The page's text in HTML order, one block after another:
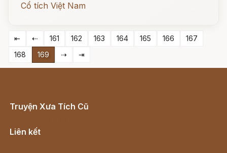
Cổ tích Việt Nam
⇤ ⇠ 161 162 163 164 165 166
167
168
169 ⇢ ⇥
Truyện Xưa Tích Cũ
Liên kết